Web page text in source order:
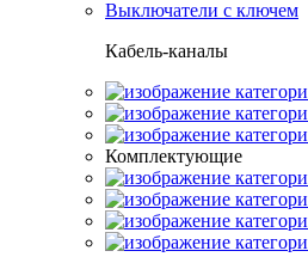
Выключатели с ключем
Кабель-каналы
Комплектующие